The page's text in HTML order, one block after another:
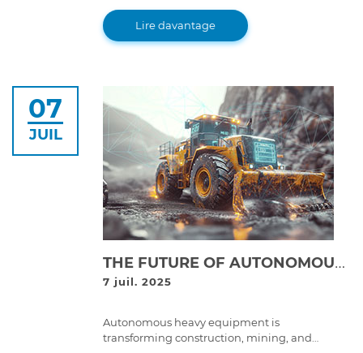
duty repair industry, ensuring a strong
workforce for the future.
Lire davantage
07
JUIL
THE FUTURE OF AUTONOMOUS HEAVY EQUIPMENT: WHAT IT MEANS FOR FLEET MAINTENANCE
7 juil. 2025
Autonomous heavy equipment is
transforming construction, mining, and